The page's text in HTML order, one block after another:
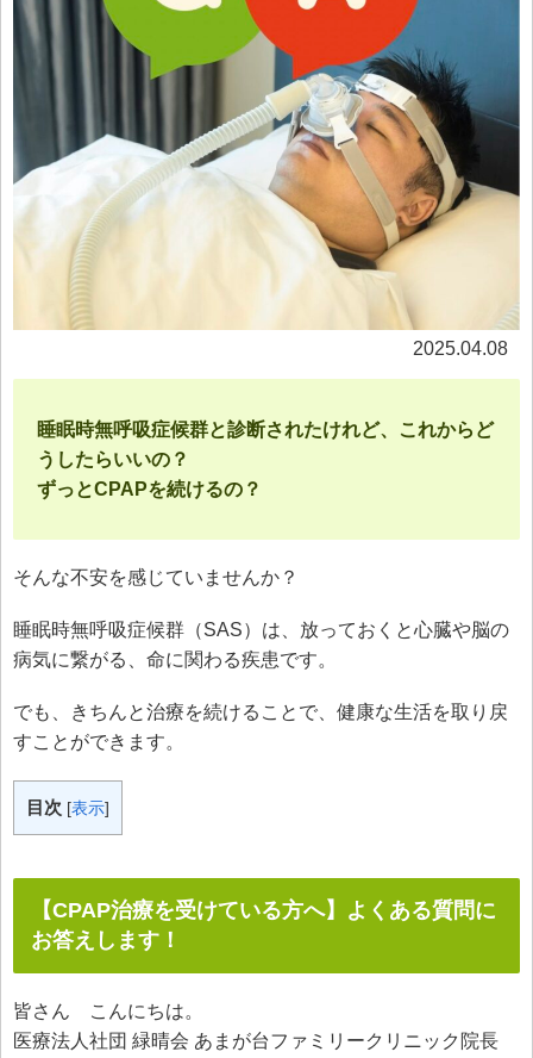
2025.04.08
睡眠時無呼吸症候群と診断されたけれど、これからど
うしたらいいの？
ずっとCPAPを続けるの？
そんな不安を感じていませんか？
睡眠時無呼吸症候群（SAS）は、放っておくと心臓や脳の
病気に繋がる、命に関わる疾患です。
でも、きちんと治療を続けることで、健康な生活を取り戻
すことができます。
目次 [表示]
【CPAP治療を受けている方へ】よくある質問に
お答えします！
皆さん こんにちは。
医療法人社団 緑晴会 あまが台ファミリークリニック院長